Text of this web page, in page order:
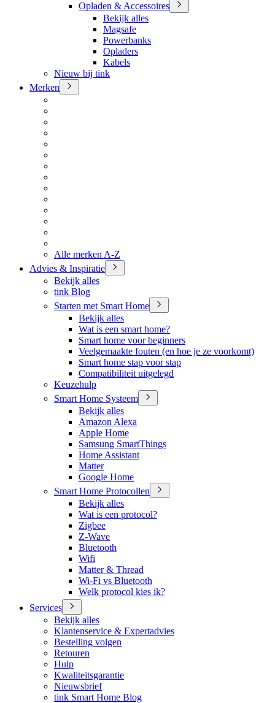
Opladen & Accessoires
Bekijk alles
Magsafe
Powerbanks
Opladers
Kabels
Nieuw bij tink
Merken
Alle merken A-Z
Advies & Inspiratie
Bekijk alles
tink Blog
Starten met Smart Home
Bekijk alles
Wat is een smart home?
Smart home voor beginners
Veelgemaakte fouten (en hoe je ze voorkomt)
Smart home stap voor stap
Compatibiliteit uitgelegd
Keuzehulp
Smart Home Systeem
Bekijk alles
Amazon Alexa
Apple Home
Samsung SmartThings
Home Assistant
Matter
Google Home
Smart Home Protocollen
Bekijk alles
Wat is een protocol?
Zigbee
Z-Wave
Bluetooth
Wifi
Matter & Thread
Wi-Fi vs Bluetooth
Welk protocol kies ik?
Services
Bekijk alles
Klantenservice & Expertadvies
Bestelling volgen
Retouren
Hulp
Kwaliteitsgarantie
Nieuwsbrief
tink Smart Home Blog